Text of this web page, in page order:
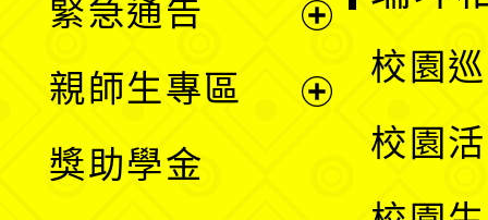
單
選
單
緊急通告
親師生專區
獎助學金
校園
校園